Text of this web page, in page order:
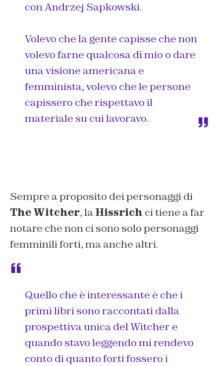
con Andrzej Sapkowski.
Volevo che la gente capisse che non
volevo farne qualcosa di mio o dare
una visione americana e
femminista, volevo che le persone
capissero che rispettavo il
materiale su cui lavoravo.
Sempre a proposito dei personaggi di
The Witcher, laHissrich ci tiene a far
notare che non ci sono solo personaggi
femminili forti, ma anche altri.
Quello che è interessante è che i
primi libri sono raccontati dalla
prospettiva unica del Witcher e
quando stavo leggendo mi rendevo
conto di quanto forti fossero i